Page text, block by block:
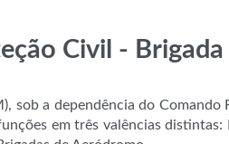
Civil -
sob a dependência do
em três valências